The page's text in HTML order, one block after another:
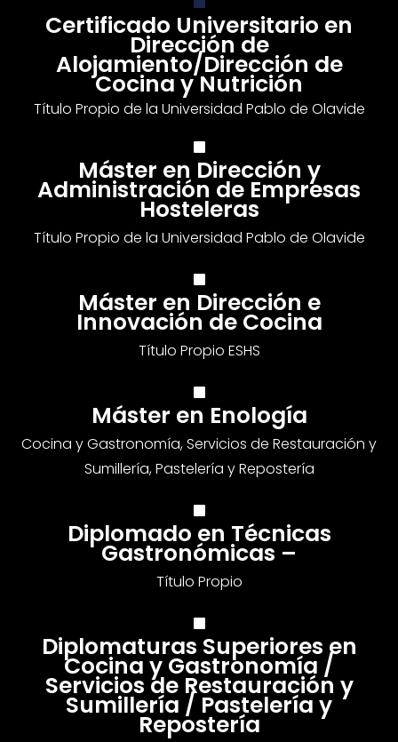
Certificado Universitario en
Dirección de
Alojamiento/Dirección de
Cocina y Nutrición
Título Propio de la Universidad Pablo de Olavide
Máster en Dirección y
Administración de Empresas
Hosteleras
Título Propio de la Universidad Pablo de Olavide
Máster en Dirección e
Innovación de Cocina
Título Propio ESHS
Máster en Enología
Cocina y Gastronomía, Servicios de Restauración y
Sumillería, Pastelería y Repostería
Diplomado en Técnicas
Gastronómicas –
Título Propio
Diplomaturas Superiores en
Cocina y Gastronomía /
Servicios de Restauración y
Sumillería / Pastelería y
Repostería